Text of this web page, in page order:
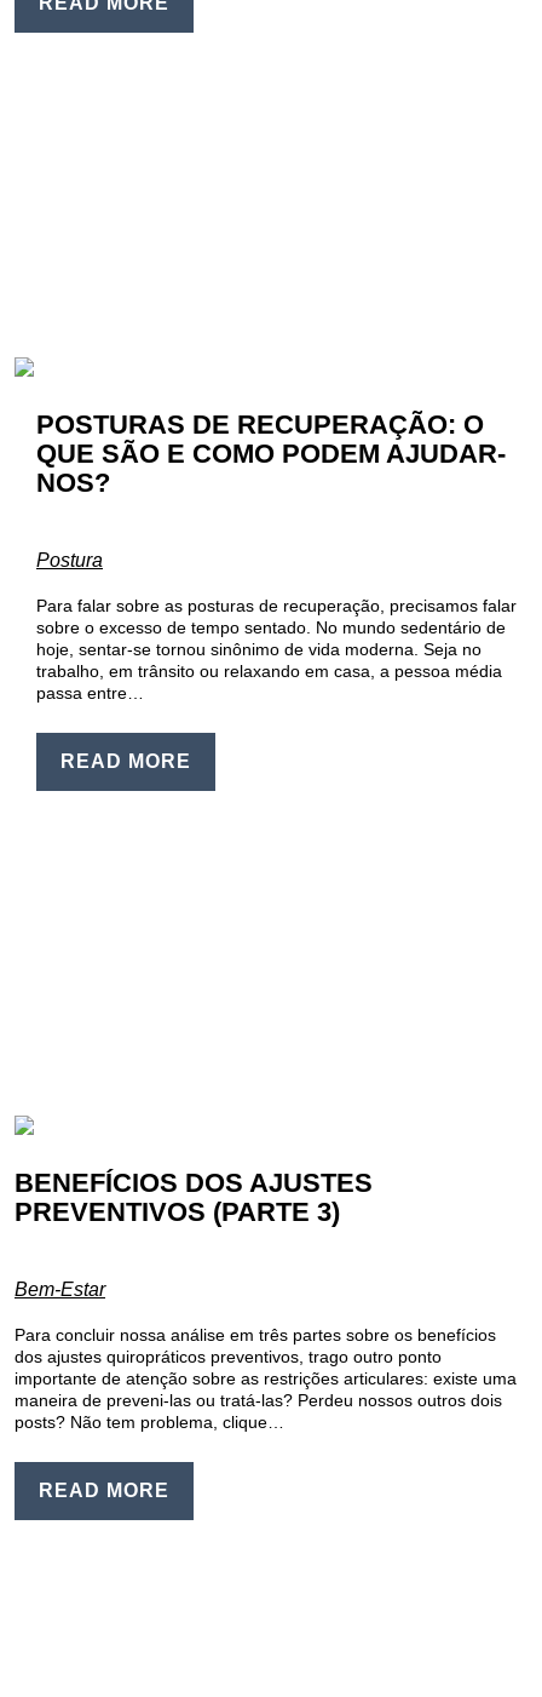
POSTURAS DE RECUPERAÇÃO: O
QUE SÃO E COMO PODEM AJUDAR-
NOS?
Postura
Para falar sobre as posturas de recuperação, precisamos falar
sobre o excesso de tempo sentado. No mundo sedentário de
hoje, sentar-se tornou sinônimo de vida moderna. Seja no
trabalho, em trânsito ou relaxando em casa, a pessoa média
passa entre…
READ MORE
BENEFÍCIOS DOS AJUSTES
PREVENTIVOS (PARTE 3)
Bem-Estar
Para concluir nossa análise em três partes sobre os benefícios
dos ajustes quiropráticos preventivos, trago outro ponto
importante de atenção sobre as restrições articulares: existe uma
maneira de preveni-las ou tratá-las? Perdeu nossos outros dois
posts? Não tem problema, clique…
READ MORE